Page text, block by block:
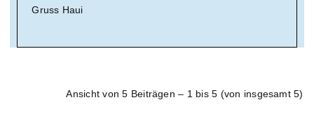
Gruss Haui
Ansicht von 5 Beiträgen – 1 bis 5 (von insgesamt 5)